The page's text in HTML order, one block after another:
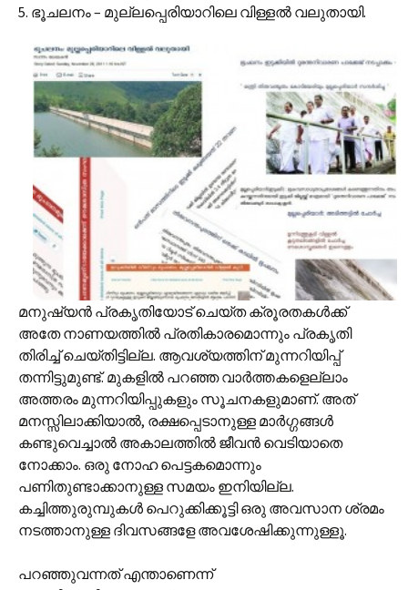
5. ഭൂചലനം – മുല്ലപ്പെരിയാറിലെ വിള്ളൽ വലുതായി.
മനുഷ്യൻ പ്രകൃതിയോട് ചെയ്ത ക്രൂരതകൾക്ക്
അതേ നാണയത്തിൽ പ്രതികാരമൊന്നും പ്രകൃതി
തിരിച്ച് ചെയ്തിട്ടില്ല. ആവശ്യത്തിന് മുന്നറിയിപ്പ്
തന്നിട്ടുമുണ്ട്. മുകളിൽ പറഞ്ഞ വാർത്തകളെല്ലാം
അത്തരം മുന്നറിയിപ്പുകളും സൂചനകളുമാണ്. അത്
മനസ്സിലാക്കിയാൽ, രക്ഷപ്പെടാനുള്ള മാർഗ്ഗങ്ങൾ
കണ്ടുവെച്ചാൽ അകാലത്തിൽ ജീവൻ വെടിയാതെ
നോക്കാം. ഒരു നോഹ പെട്ടകമൊന്നും
പണിതുണ്ടാക്കാനുള്ള സമയം ഇനിയില്ല.
കച്ചിത്തുരുമ്പുകൾ പെറുക്കിക്കൂട്ടി ഒരു അവസാന ശ്രമം
നടത്താനുള്ള ദിവസങ്ങളേ അവശേഷിക്കുന്നുള്ളൂ.
പറഞ്ഞുവന്നത് എന്താണെന്ന്